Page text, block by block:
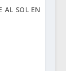
AL SOL EN